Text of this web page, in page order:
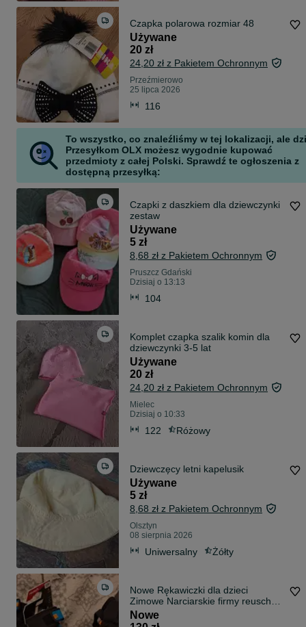
Czapka polarowa rozmiar 48
Używane
20 zł
24,20 zł z Pakietem Ochronnym
Przeźmierowo
25 lipca 2026
116
To wszystko, co znaleźliśmy w tej lokalizacji, ale
Przesyłkom OLX możesz wygodnie kupować
przedmioty z całej Polski. Sprawdź te ogłoszenia z
dostępną przesyłką:
Czapki z daszkiem dla dziewczynki
zestaw
Używane
5 zł
8,68 zł z Pakietem Ochronnym
Pruszcz Gdański
Dzisiaj o 13:13
104
Komplet czapka szalik komin dla
dziewczynki 3-5 lat
Używane
20 zł
24,20 zł z Pakietem Ochronnym
Mielec
Dzisiaj o 10:33
122 Różowy
Dziewczęcy letni kapelusik
Używane
5 zł
8,68 zł z Pakietem Ochronnym
Olsztyn
08 sierpnia 2026
Uniwersalny Żółty
Nowe Rękawiczki dla dzieci
Zimowe Narciarskie firmy reusch
12Y lub 14Y
Nowe